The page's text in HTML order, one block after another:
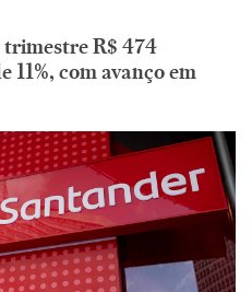
trimestre R$ 474
11%, com avanço em